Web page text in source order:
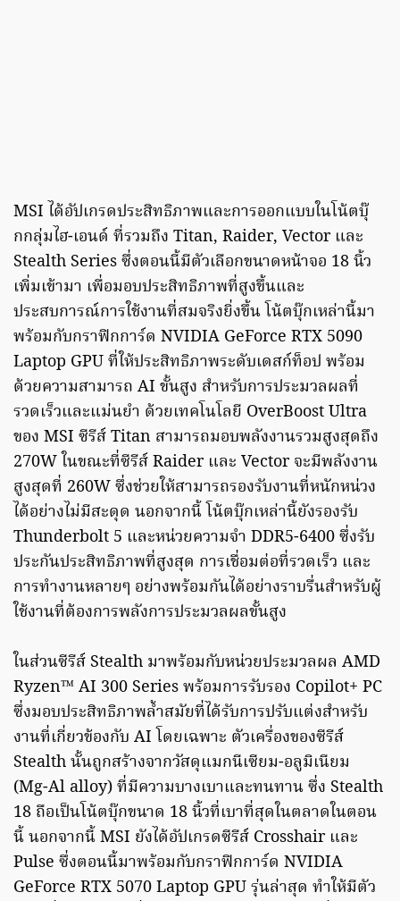
MSI ได้อัปเกรดประสิทธิภาพและการออกแบบในโน้ตบุ๊
กกลุ่มไฮ-เอนด์ ที่รวมถึง Titan, Raider, Vector และ
Stealth Series ซึ่งตอนนี้มีตัวเลือกขนาดหน้าจอ 18 นิ้ว
เพิ่มเข้ามา เพื่อมอบประสิทธิภาพที่สูงขึ้นและ
ประสบการณ์การใช้งานที่สมจริงยิ่งขึ้น โน้ตบุ๊กเหล่านี้มา
พร้อมกับกราฟิกการ์ด NVIDIA GeForce RTX 5090
Laptop GPU ที่ให้ประสิทธิภาพระดับเดสก์ท็อป พร้อม
ด้วยความสามารถ AI ขั้นสูง สำหรับการประมวลผลที่
รวดเร็วและแม่นยำ ด้วยเทคโนโลยี OverBoost Ultra
ของ MSI ซีรีส์ Titan สามารถมอบพลังงานรวมสูงสุดถึง
270W ในขณะที่ซีรีส์ Raider และ Vector จะมีพลังงาน
สูงสุดที่ 260W ซึ่งช่วยให้สามารถรองรับงานที่หนักหน่วง
ได้อย่างไม่มีสะดุด นอกจากนี้ โน้ตบุ๊กเหล่านี้ยังรองรับ
Thunderbolt 5 และหน่วยความจำ DDR5-6400 ซึ่งรับ
ประกันประสิทธิภาพที่สูงสุด การเชื่อมต่อที่รวดเร็ว และ
การทำงานหลายๆ อย่างพร้อมกันได้อย่างราบรื่นสำหรับผู้
ใช้งานที่ต้องการพลังการประมวลผลขั้นสูง
ในส่วนซีรีส์ Stealth มาพร้อมกับหน่วยประมวลผล AMD
Ryzen™ AI 300 Series พร้อมการรับรอง Copilot+ PC
ซึ่งมอบประสิทธิภาพล้ำสมัยที่ได้รับการปรับแต่งสำหรับ
งานที่เกี่ยวข้องกับ AI โดยเฉพาะ ตัวเครื่องของซีรีส์
Stealth นั้นถูกสร้างจากวัสดุแมกนีเซียม-อลูมิเนียม
(Mg-Al alloy) ที่มีความบางเบาและทนทาน ซึ่ง Stealth
18 ถือเป็นโน้ตบุ๊กขนาด 18 นิ้วที่เบาที่สุดในตลาดในตอน
นี้ นอกจากนี้ MSI ยังได้อัปเกรดซีรีส์ Crosshair และ
Pulse ซึ่งตอนนี้มาพร้อมกับกราฟิกการ์ด NVIDIA
GeForce RTX 5070 Laptop GPU รุ่นล่าสุด ทำให้มีตัว